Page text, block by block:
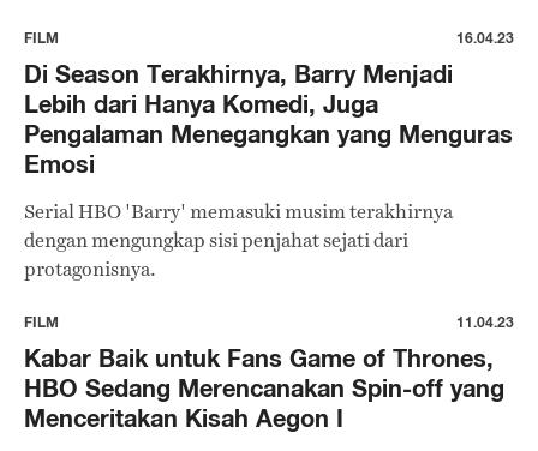
FILM 16.04.23
Di Season Terakhirnya, Barry Menjadi
Lebih dari Hanya Komedi, Juga
Pengalaman Menegangkan yang Menguras
Emosi
Serial HBO 'Barry' memasuki musim terakhirnya
dengan mengungkap sisi penjahat sejati dari
protagonisnya.
FILM 11.04.23
Kabar Baik untuk Fans Game of Thrones,
HBO Sedang Merencanakan Spin-off yang
Menceritakan Kisah Aegon I